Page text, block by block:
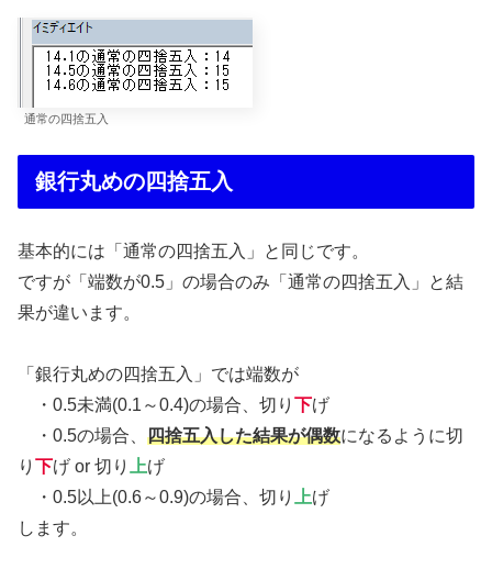
通常の四捨五入
銀行丸めの四捨五入
基本的には「通常の四捨五入」と同じです。
ですが「端数が0.5」の場合のみ「通常の四捨五入」と結
果が違います。
「銀行丸めの四捨五入」では端数が
・0.5未満(0.1～0.4)の場合、切り 下げ
・0.5の場合、 四捨五入した結果が偶数になるように切
り 下げ or 切り 上げ
・0.5以上(0.6～0.9)の場合、切り
上げ
します。